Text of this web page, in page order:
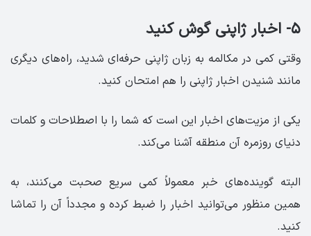
۵- اخبار ژاپنی گوش کنید
وقتی کمی در مکالمه به زبان ژاپنی حرفه‌ای شدید، راه‌های دیگری
مانند شنیدن اخبار ژاپنی را هم امتحان کنید.
یکی از مزیت‌های اخبار این است که شما را با اصطلاحات و کلمات
دنیای روزمره آن منطقه آشنا می‌کند.
البته گوینده‌های خبر معمولاً کمی سریع صحبت می‌کنند، به
همین منظور می‌توانید اخبار را ضبط کرده و مجدداً آن را تماشا
کنید.